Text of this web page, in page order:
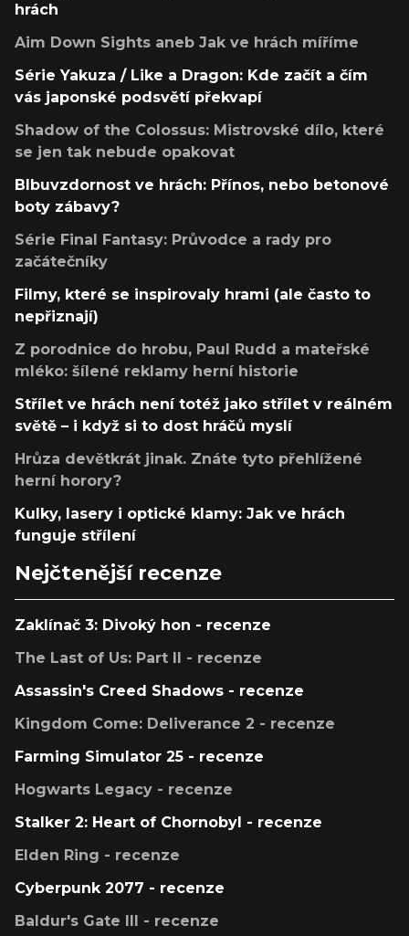
hrách
Aim Down Sights aneb Jak ve hrách míříme
Série Yakuza / Like a Dragon: Kde začít a čím
vás japonské podsvětí překvapí
Shadow of the Colossus: Mistrovské dílo, které
se jen tak nebude opakovat
Blbuvzdornost ve hrách: Přínos, nebo betonové
boty zábavy?
Série Final Fantasy: Průvodce a rady pro
začátečníky
Filmy, které se inspirovaly hrami (ale často to
nepřiznají)
Z porodnice do hrobu, Paul Rudd a mateřské
mléko: šílené reklamy herní historie
Střílet ve hrách není totéž jako střílet v reálném
světě – i když si to dost hráčů myslí
Hrůza devětkrát jinak. Znáte tyto přehlížené
herní horory?
Kulky, lasery i optické klamy: Jak ve hrách
funguje střílení
Nejčtenější recenze
Zaklínač 3: Divoký hon - recenze
The Last of Us: Part II - recenze
Assassin's Creed Shadows - recenze
Kingdom Come: Deliverance 2 - recenze
Farming Simulator 25 - recenze
Hogwarts Legacy - recenze
Stalker 2: Heart of Chornobyl - recenze
Elden Ring - recenze
Cyberpunk 2077 - recenze
Baldur's Gate III - recenze